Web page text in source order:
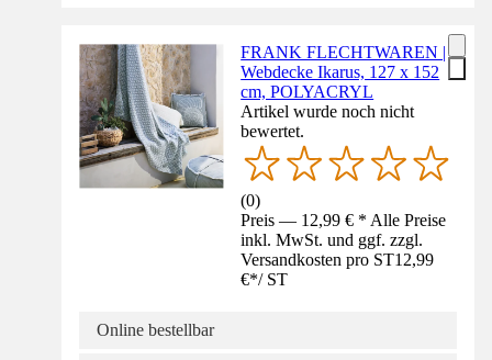
FRANK FLECHTWAREN |
Webdecke Ikarus, 127 x 152
cm, POLYACRYL
Artikel wurde noch nicht
bewertet.
(0)
Preis — 12,99 € * Alle Preise
inkl. MwSt. und ggf. zzgl.
Versandkosten pro ST12,99
€*/ ST
Online bestellbar